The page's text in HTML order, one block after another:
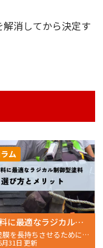
消してから決定す
屋根塗料に最適なラジカル制御型塗料の選び方とメリット
屋根の塗膜を長持ちさせるためには、まず塗料選びが重要です。特にラジカル制御型塗料は、従来の塗料より……
31日 更新
ム